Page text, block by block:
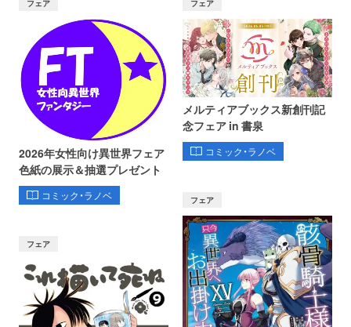
フェア
2026年女性向け異世界フェア
色紙の展示＆抽選プレゼント
コミック・ラノベ
フェア
メルティアブックス新創刊記
念フェア in 書泉
コミック・ラノベ
フェア
フェア